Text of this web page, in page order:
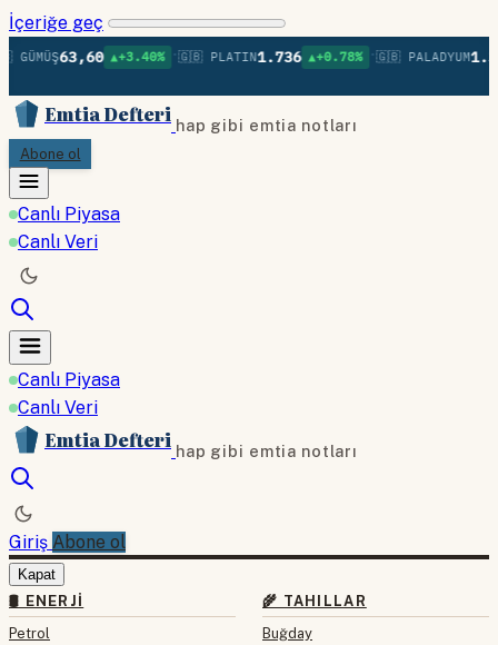
İçeriğe geç
63,60 ▲+3.40% •🇬🇧 PLATIN1.736 ▲+0.78% •🇬🇧 PALADYUM
Emtia Defteri hap gibi emtia notları
Abone ol
Canlı Piyasa
Canlı Veri
Canlı Piyasa
Canlı Veri
Emtia Defteri hap gibi emtia notları
Giriş Abone ol
Kapat
🛢 ENERJI
Petrol
🌾 TAHILLAR
Buğday